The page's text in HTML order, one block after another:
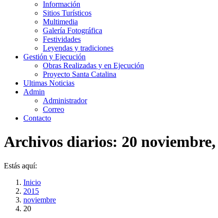
Información
Sitios Turísticos
Multimedia
Galería Fotográfica
Festividades
Leyendas y tradiciones
Gestión y Ejecución
Obras Realizadas y en Ejecución
Proyecto Santa Catalina
Ultimas Noticias
Admin
Administrador
Correo
Contacto
Archivos diarios: 20
Estás aquí:
Inicio
2015
noviembre
20